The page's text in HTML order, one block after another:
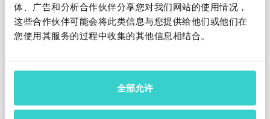
体、广告和分析合作伙伴分享您对我们网站的使用情况，
这些合作伙伴可能会将此类信息与您提供给他们或他们在
您使用其服务的过程中收集的其他信息相结合。
全部允许
Kunal Panwar (经理)